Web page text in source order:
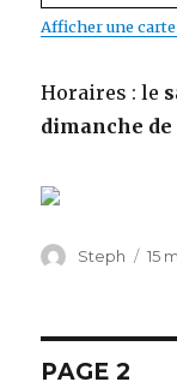
Afficher une
Horaires : le
dimanche de
Auteur
Steph 15
PAGE 2